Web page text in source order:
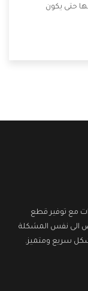
حتى يكون
لكى نحافظ
مع توفير قطع
الى نفس المشكلة
بشكل سريع ومتميز.